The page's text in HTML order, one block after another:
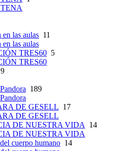
las aulas 11
las aulas
TRES60 5
TRES60
9
189
DE GESELL 17
DE GESELL
DE NUESTRA VIDA 14
DE NUESTRA VIDA
cuerpo humano 14